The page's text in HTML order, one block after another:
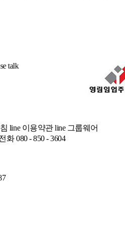
line 이용약관 line 그룹웨어
화 080 - 850 - 3604